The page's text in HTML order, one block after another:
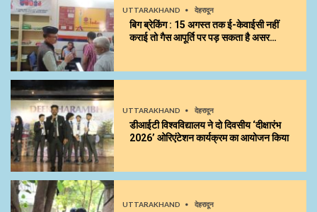
UTTARAKHAND देहरादून
बिग ब्रेकिंग : 15 अगस्त तक ई-केवाईसी नहीं
कराई तो गैस आपूर्ति पर पड़ सकता है असर…
UTTARAKHAND देहरादून
डीआईटी विश्वविद्यालय ने दो दिवसीय ‘दीक्षारंभ
2026’ ओरिएंटेशन कार्यक्रम का आयोजन किया
UTTARAKHAND देहरादून